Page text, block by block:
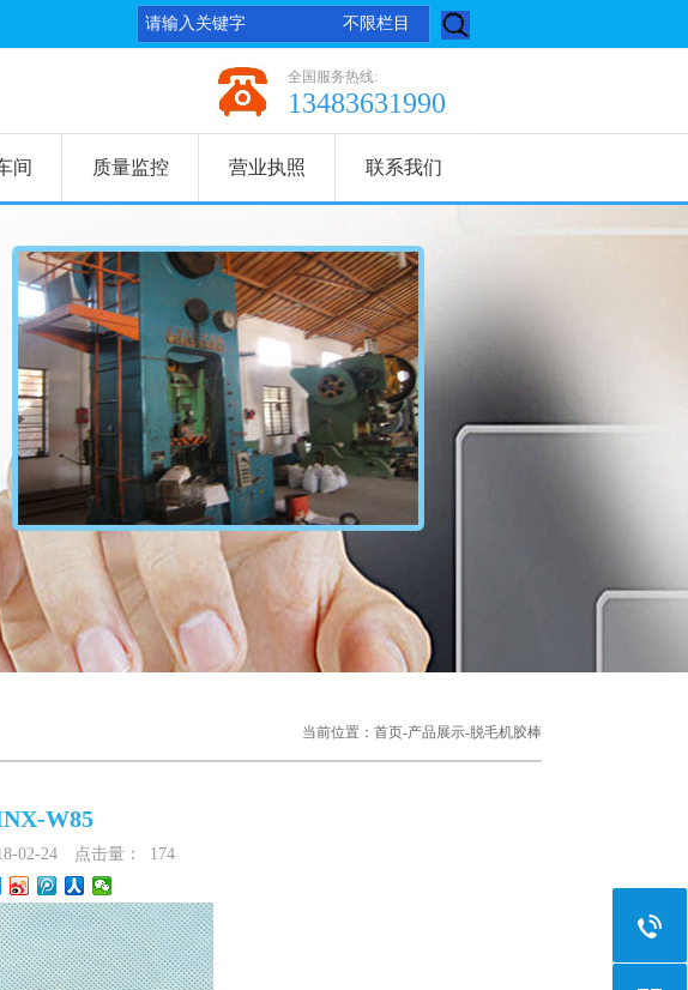
,天津波鸿分厂）始建于1998年8月，是集研发、生产、销售橡胶制品，尼龙制品的专业企
全国服务热线:
13483631990
间 质量监控 营业执照 联系我们
当前位置： 首页-产品展示-脱毛机胶棒
W85
02-24 点击量： 174